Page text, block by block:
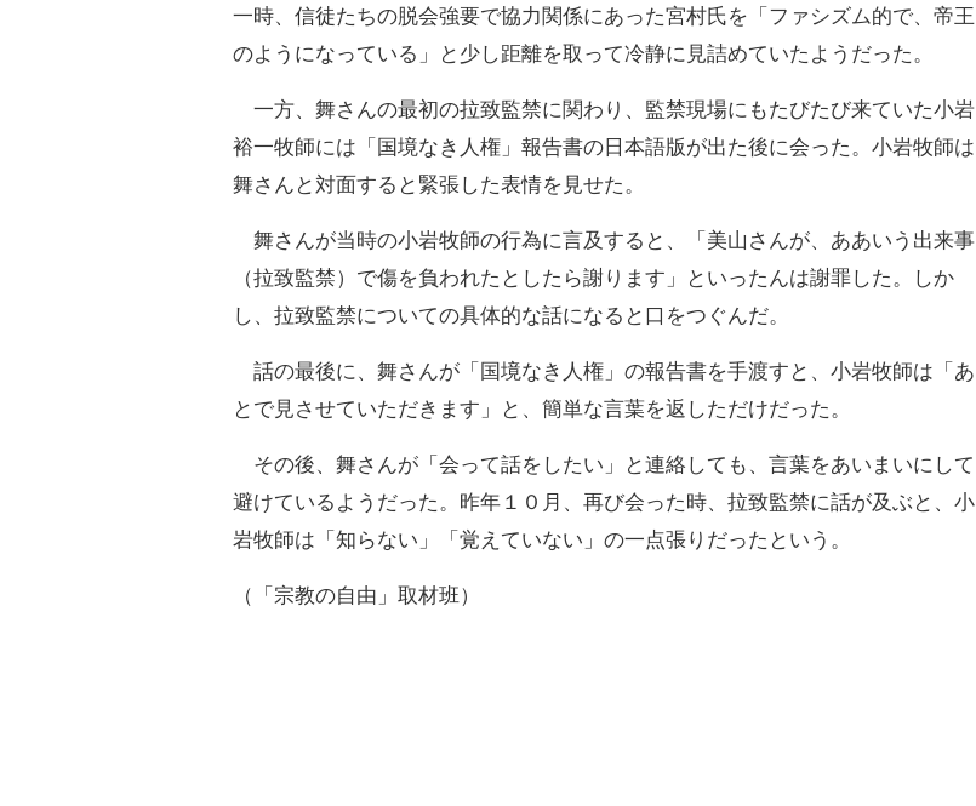
一時、信徒たちの脱会強要で協力関係にあった宮村氏を「ファシズム的で、帝王
のようになっている」と少し距離を取って冷静に見詰めていたようだった。
一方、舞さんの最初の拉致監禁に関わり、監禁現場にもたびたび来ていた小岩
裕一牧師には「国境なき人権」報告書の日本語版が出た後に会った。小岩牧師は
舞さんと対面すると緊張した表情を見せた。
舞さんが当時の小岩牧師の行為に言及すると、「美山さんが、ああいう出来事
（拉致監禁）で傷を負われたとしたら謝ります」といったんは謝罪した。しか
し、拉致監禁についての具体的な話になると口をつぐんだ。
話の最後に、舞さんが「国境なき人権」の報告書を手渡すと、小岩牧師は「あ
とで見させていただきます」と、簡単な言葉を返しただけだった。
その後、舞さんが「会って話をしたい」と連絡しても、言葉をあいまいにして
避けているようだった。昨年１０月、再び会った時、拉致監禁に話が及ぶと、小
岩牧師は「知らない」「覚えていない」の一点張りだったという。
（「宗教の自由」取材班）